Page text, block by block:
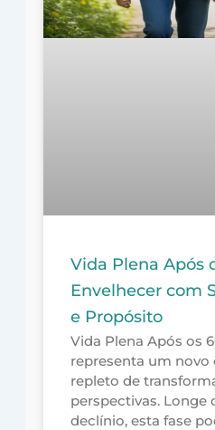
Vida Plena Após
Envelhecer com
e Propósito
Vida Plena Após os
representa um novo
repleto de
perspectivas. Longe
declínio, esta fase